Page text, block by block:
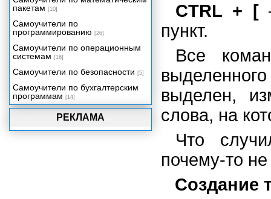
CTRL + [
пункт.
Все
выделен,
слова, на
Что
почему-то
Создание
РЕКЛАМА
Рисунки и картинки
Вставка объектов
У меня есть план!
Работа над документом
совместно с другими
пользователями
Управление документами
Настройка Word
Проблемы в Word
пакетам [10]
Самоучители по
программированию [26]
Самоучители по операционным
системам [16]
Самоучители по безопасности [5]
Самоучители по бухгалтерским
программам [14]